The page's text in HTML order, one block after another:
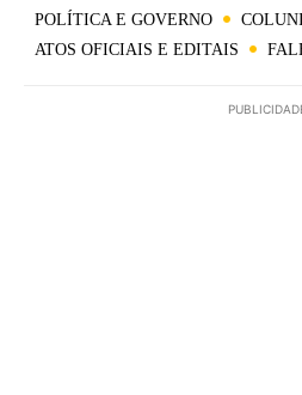
POLÍTICA E GOVERNO
ATOS OFICIAIS E EDITAIS